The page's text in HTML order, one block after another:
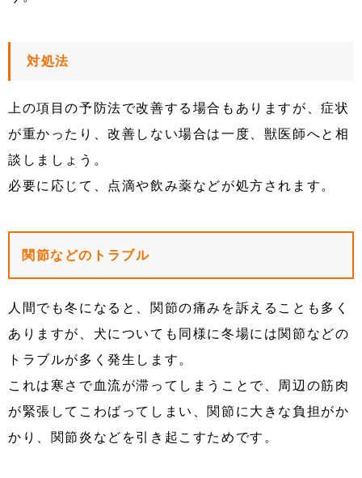
対処法
上の項目の予防法で改善する場合もありますが、症状
が重かったり、改善しない場合は一度、獣医師へと相
談しましょう。
必要に応じて、点滴や飲み薬などが処方されます。
関節などのトラブル
人間でも冬になると、関節の痛みを訴えることも多く
ありますが、犬についても同様に冬場には関節などの
トラブルが多く発生します。
これは寒さで血流が滞ってしまうことで、周辺の筋肉
が緊張してこわばってしまい、関節に大きな負担がか
かり、関節炎などを引き起こすためです。